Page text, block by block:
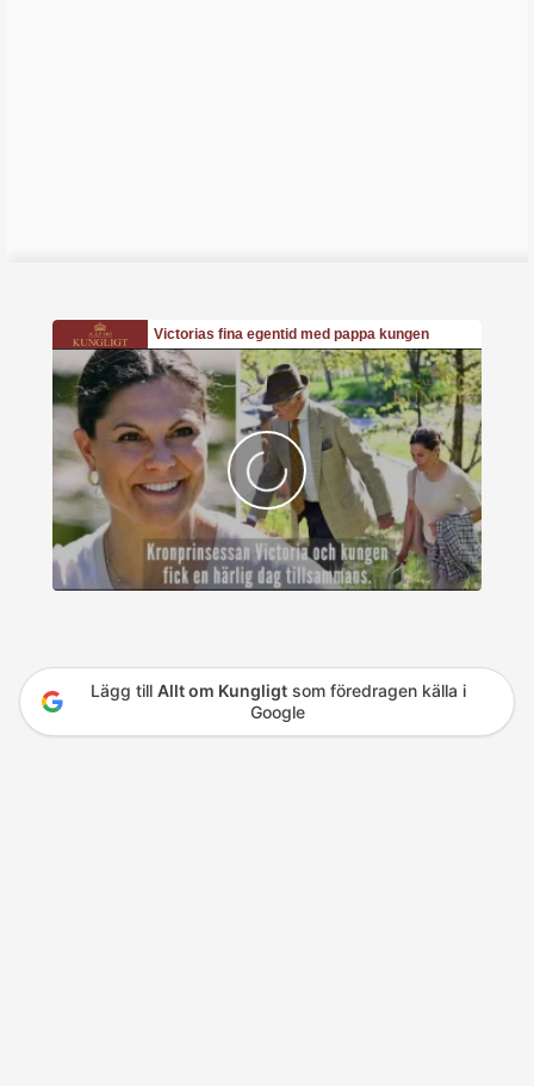
Lägg till Allt om Kungligtsom föredragen källa i
Google